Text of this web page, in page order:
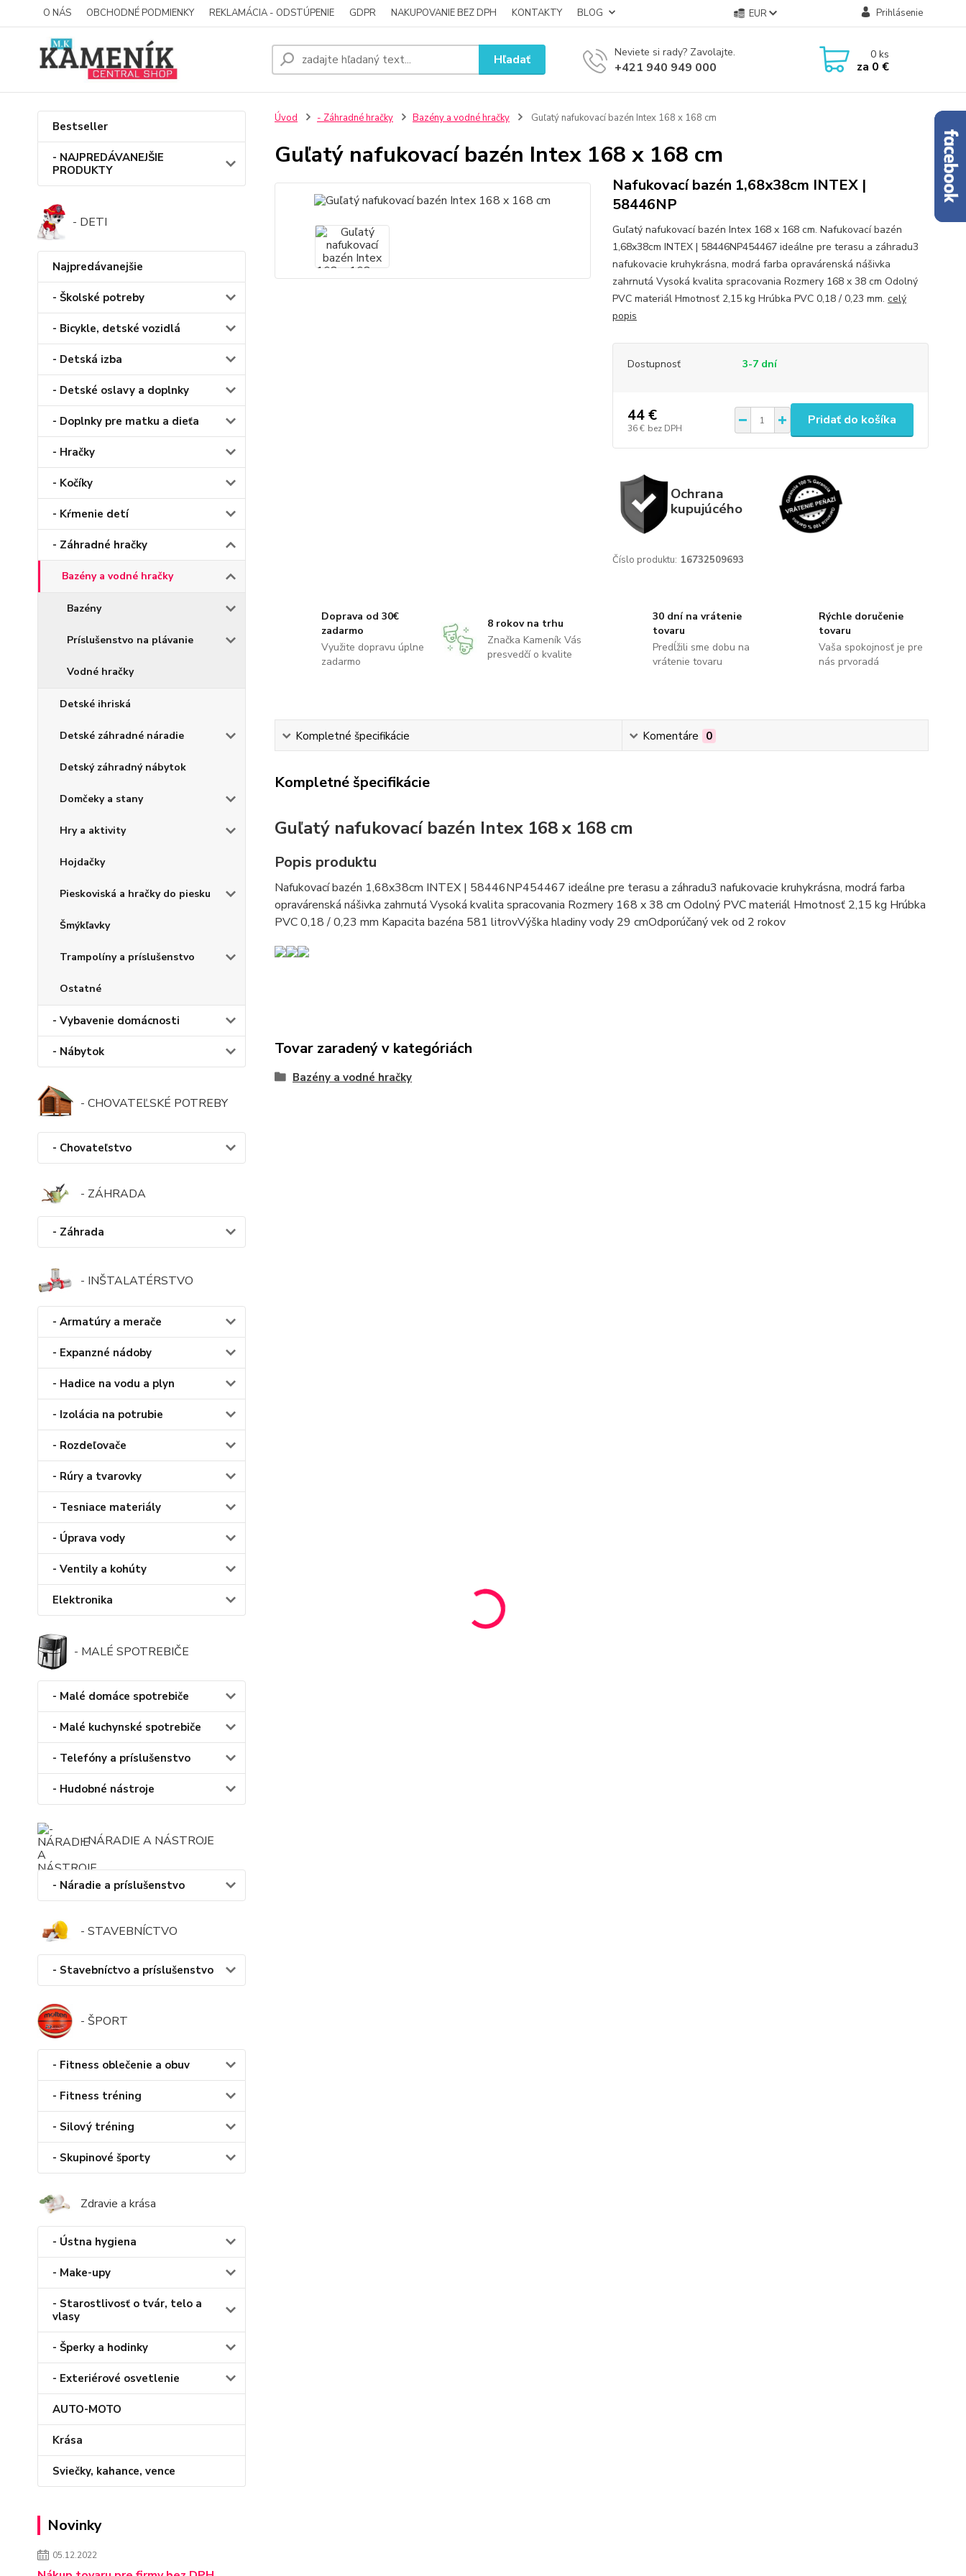
O NÁS OBCHODNÉ PODMIENKY REKLAMÁCIA - ODSTÚPENIE GDPR NAKUPOVANIE BEZ DPH KONTAKTY BLOG EUR Prihlásenie
Hľadať Neviete si rady? Zavolajte.
+421 940 949 000
0ks
za 0 €
Bestseller
- NAJPREDÁVANEJŠIE
PRODUKTY
- DETI
Najpredávanejšie
- Školské potreby
- Bicykle, detské vozidlá
- Detská izba
- Detské oslavy a doplnky
- Doplnky pre matku a dieťa
- Hračky
- Kočíky
- Kŕmenie detí
- Záhradné hračky
Bazény a vodné hračky
Bazény
Príslušenstvo na plávanie
Vodné hračky
Detské ihriská
Detské záhradné náradie
Detský záhradný nábytok
Domčeky a stany
Hry a aktivity
Hojdačky
Pieskoviská a hračky do piesku
Šmýkľavky
Trampolíny a príslušenstvo
Ostatné
- Vybavenie domácnosti
- Nábytok
- CHOVATEĽSKÉ POTREBY
- Chovateľstvo
- ZÁHRADA
- Záhrada
- INŠTALATÉRSTVO
- Armatúry a merače
- Expanzné nádoby
- Hadice na vodu a plyn
- Izolácia na potrubie
- Rozdeľovače
- Rúry a tvarovky
- Tesniace materiály
- Úprava vody
- Ventily a kohúty
Elektronika
- MALÉ SPOTREBIČE
- Malé domáce spotrebiče
- Malé kuchynské spotrebiče
- Telefóny a príslušenstvo
- Hudobné nástroje
- NÁRADIE A NÁSTROJE
- Náradie a príslušenstvo
- STAVEBNÍCTVO
- Stavebníctvo a príslušenstvo
- ŠPORT
- Fitness oblečenie a obuv
- Fitness tréning
- Silový tréning
- Skupinové športy
Zdravie a krása
- Ústna hygiena
- Make-upy
- Starostlivosť o tvár, telo a
vlasy
- Šperky a hodinky
- Exteriérové osvetlenie
AUTO-MOTO
Krása
Sviečky, kahance, vence
Novinky
05.12.2022
Úvod - Záhradné hračky Bazény a vodné hračky Guľatý nafukovací bazén Intex 168 x 168 cm
Guľatý nafukovací bazén Intex 168 x 168 cm
Nafukovací bazén 1,68x38cm INTEX |
58446NP
Guľatý nafukovací bazén Intex 168 x 168 cm. Nafukovací bazén
1,68x38cm INTEX | 58446NP454467 ideálne pre terasu a záhradu3
nafukovacie kruhykrásna, modrá farba opravárenská nášivka
zahrnutá Vysoká kvalita spracovania Rozmery 168 x 38 cm Odolný
PVC materiál Hmotnosť 2,15 kg Hrúbka PVC 0,18 / 0,23 mm. celý
popis
Dostupnosť 3-7 dní
44 €
36 € bez DPH
Pridať do košíka
Ochrana
kupujúcého
Číslo produktu: 16732509693
Doprava od 30€
zadarmo
Využite dopravu úplne
zadarmo
8 rokov na trhu
Značka Kameník Vás
presvedčí o kvalite
30 dní na vrátenie
tovaru
Predĺžili sme dobu na
vrátenie tovaru
Rýchle doručenie
tovaru
Vaša spokojnosť je pre
nás prvoradá
Kompletné špecifikácie Komentáre 0
Kompletné špecifikácie
Guľatý nafukovací bazén Intex 168 x 168 cm
Popis produktu
Nafukovací bazén 1,68x38cm INTEX | 58446NP454467 ideálne pre terasu a záhradu3 nafukovacie kruhykrásna, modrá farba
opravárenská nášivka zahrnutá Vysoká kvalita spracovania Rozmery 168 x 38 cm Odolný PVC materiál Hmotnosť 2,15 kg Hrúbka
PVC 0,18 / 0,23 mm Kapacita bazéna 581 litrovVýška hladiny vody 29 cmOdporúčaný vek od 2 rokov
Tovar zaradený v kategóriách
Bazény a vodné hračky